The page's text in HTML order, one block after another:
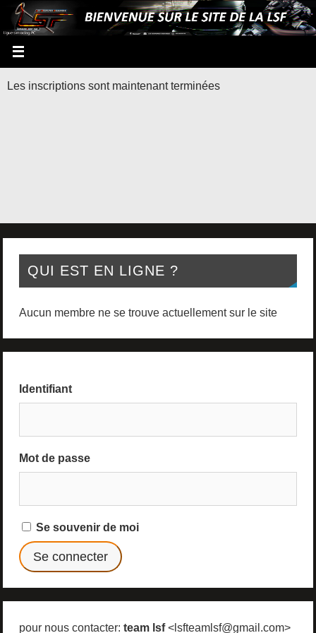
Les inscriptions sont maintenant terminées
QUI EST EN LIGNE ?
Aucun membre ne se trouve actuellement sur le site
Identifiant
Mot de passe
Se souvenir de moi
pour nous contacter: team lsf<lsfteamlsf@gmail.com>